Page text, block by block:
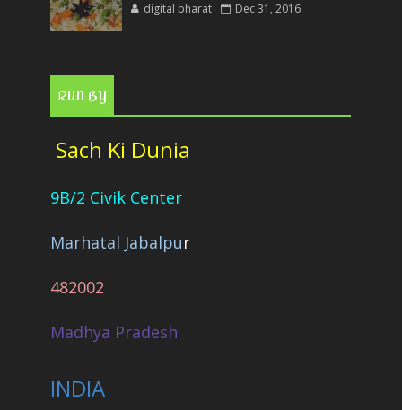
digital bharat Dec 31, 2016
RUN BY
Sach Ki Dunia
9B/2 Civik Center
Marhatal Jabalpur
482002
Madhya Pradesh
INDIA